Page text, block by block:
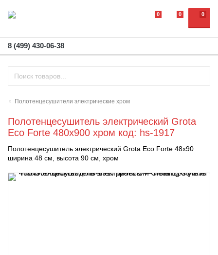
0
0 0
8 (499) 430-06-38
Полотенцесушители электрические хром
Полотенцесушитель электрический Grota
Eco Forte 480х900 хром код: hs-1917
Полотенцесушитель электрический Grota Eco Forte 48х90
ширина 48 см, высота 90 см, хром